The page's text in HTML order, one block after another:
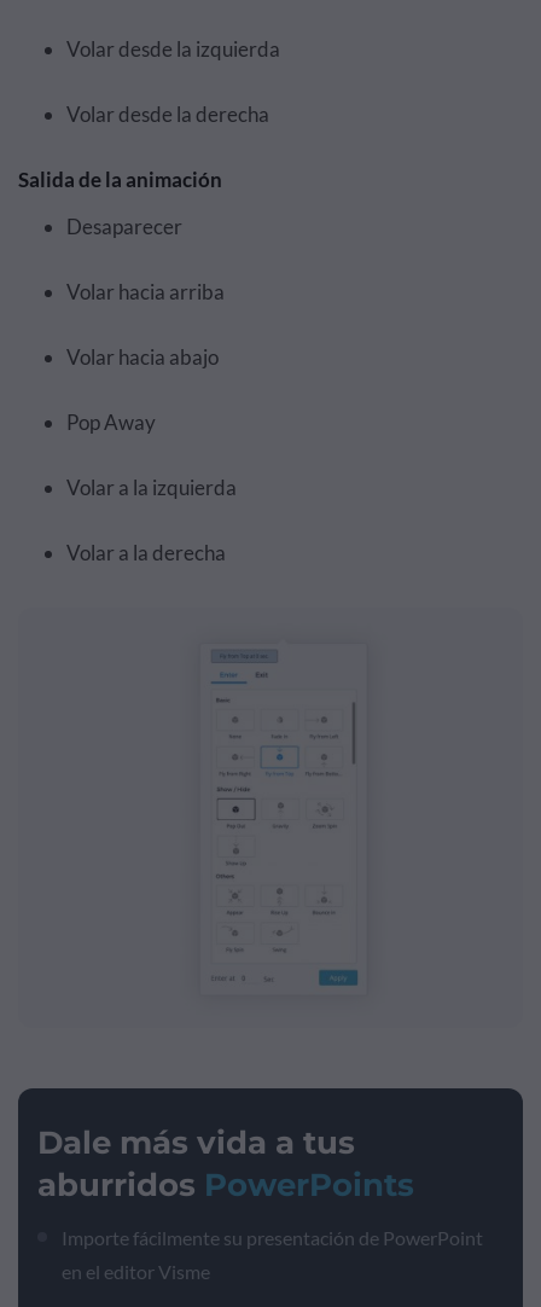
Volar desde la izquierda
Volar desde la derecha
Salida de la animación
Desaparecer
Volar hacia arriba
Volar hacia abajo
Pop Away
Volar a la izquierda
Volar a la derecha
Dale más vida a tus
aburridos PowerPoints
Importe fácilmente su presentación de PowerPoint
en el editor Visme